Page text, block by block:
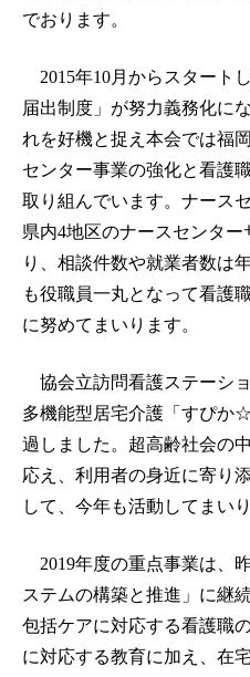
でおります。
2015年10月からスタート
届出制度」が努力義務化に
れを好機と捉え本会では福
センター事業の強化と看護
取り組んでいます。ナース
県内4地区のナースセンタ
り、相談件数や就業者数は
も役職員一丸となって看護
に努めてまいります。
協会立訪問看護ステーシ
多機能型居宅介護「すぴか
過しました。超高齢社会の
応え、利用者の身近に寄り
して、今年も活動してまいり
2019年度の重点事業は、
ステムの構築と推進」に継
包括ケアに対応する看護職
に対応する教育に加え、在